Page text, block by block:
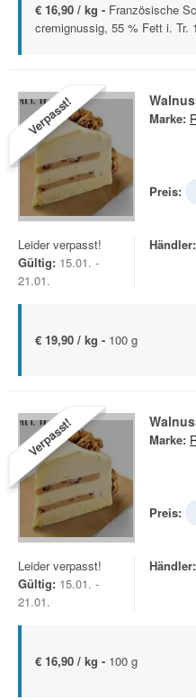
€ 16,90 / kg - Französische
cremignussig, 55 % Fett i. Tr.
Verpasst! Marke:
Preis:
Leider verpasst!
Gültig: 15.01. -
21.01.
Händler:
€ 19,90 / kg - 100 g
Verpasst! Marke:
Preis:
Leider verpasst!
Gültig: 15.01. -
21.01.
Händler:
€ 16,90 / kg - 100 g